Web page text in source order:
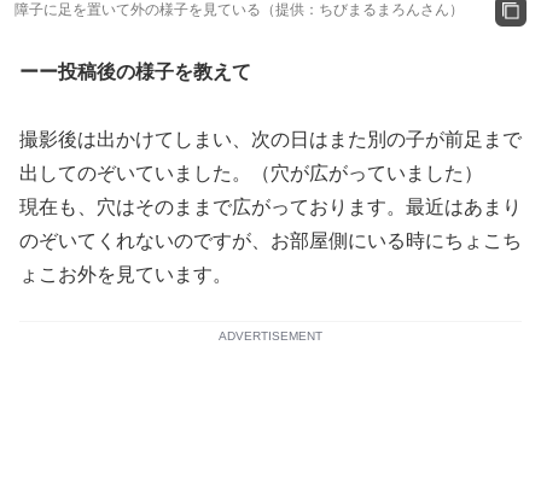
障子に足を置いて外の様子を見ている（提供：ちびまるまろんさん）
ーー投稿後の様子を教えて
撮影後は出かけてしまい、次の日はまた別の子が前足まで
出してのぞいていました。（穴が広がっていました）
現在も、穴はそのままで広がっております。最近はあまり
のぞいてくれないのですが、お部屋側にいる時にちょこち
ょこお外を見ています。
ADVERTISEMENT